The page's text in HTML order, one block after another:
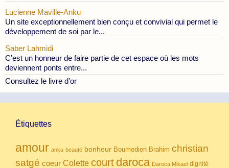
Lucienne Maville-Anku
Un site exceptionnellement bien conçu et convivial qui permet le
développement de soi par le...
Saber Lahmidi
C’est un honneur de faire partie de cet espace où les mots
deviennent ponts entre...
Consultez le livre d’or
Étiquettes
amour anku beauté bonheur Boumedien Brahim christian
satgé coeur Colette court daroca Daroca Mikael dignité